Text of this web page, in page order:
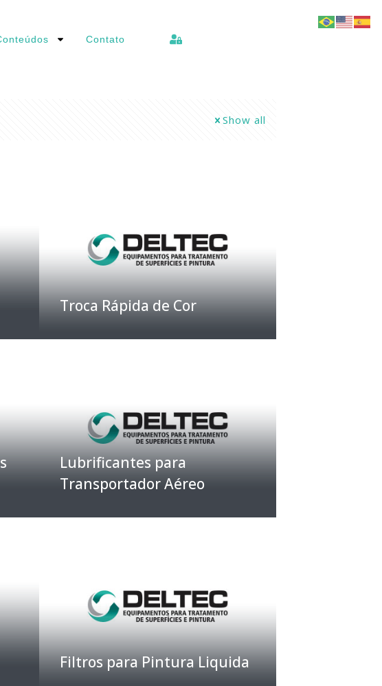
Contato
Show all
Troca Rápida de Cor
Lubrificantes para
Transportador Aéreo
Filtros para Pintura Liquida